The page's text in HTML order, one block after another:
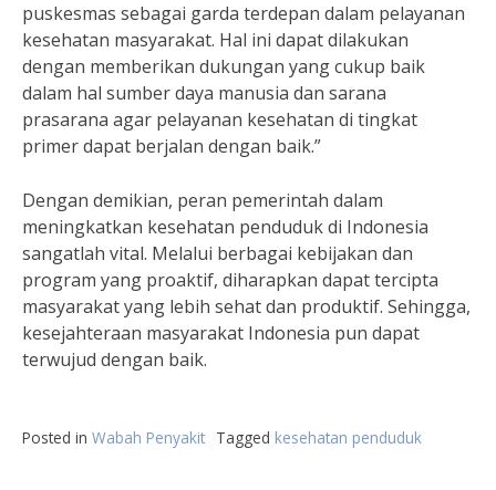
puskesmas sebagai garda terdepan dalam pelayanan
kesehatan masyarakat. Hal ini dapat dilakukan
dengan memberikan dukungan yang cukup baik
dalam hal sumber daya manusia dan sarana
prasarana agar pelayanan kesehatan di tingkat
primer dapat berjalan dengan baik.”
Dengan demikian, peran pemerintah dalam
meningkatkan kesehatan penduduk di Indonesia
sangatlah vital. Melalui berbagai kebijakan dan
program yang proaktif, diharapkan dapat tercipta
masyarakat yang lebih sehat dan produktif. Sehingga,
kesejahteraan masyarakat Indonesia pun dapat
terwujud dengan baik.
Posted in Wabah Penyakit Tagged kesehatan penduduk